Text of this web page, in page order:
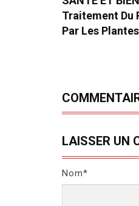
Traitement Du
Par Les Plantes
LAISSER UN
Nom*